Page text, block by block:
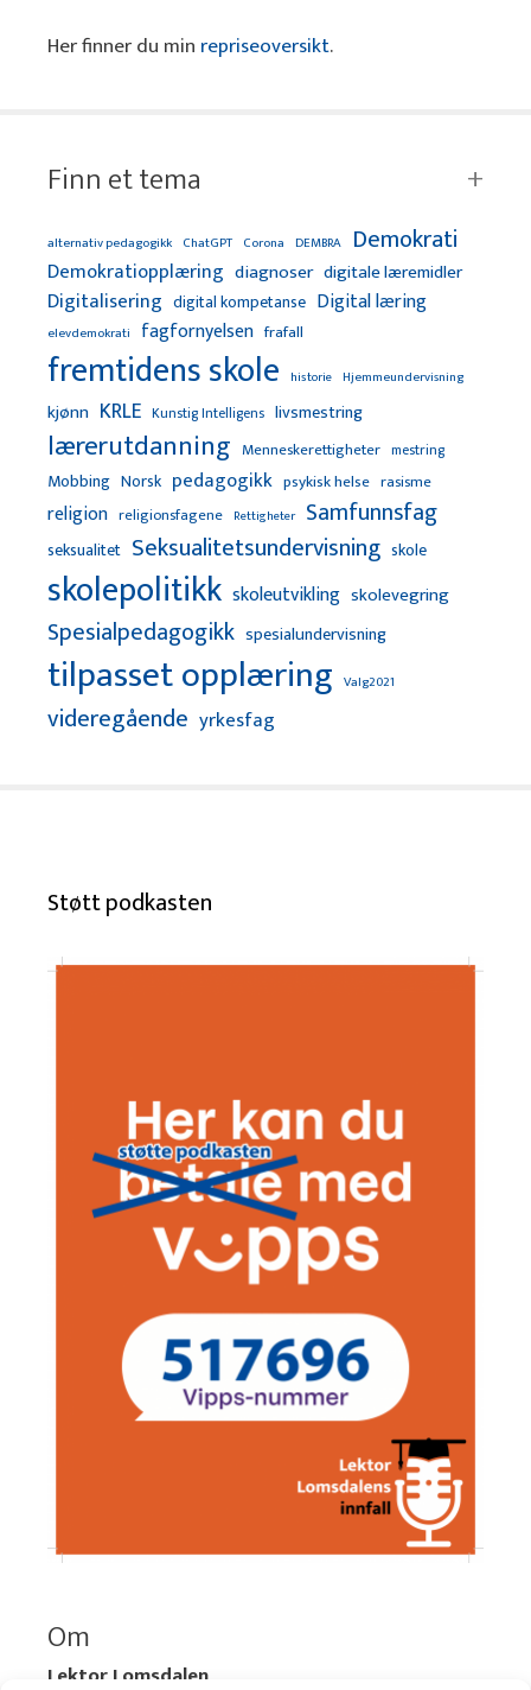
Her finner du min repriseoversikt.
Finn et tema
alternativ pedagogikk ChatGPT Corona DEMBRA Demokrati
Demokratiopplæring diagnoser digitale læremidler
Digitalisering digital kompetanse Digital læring
elevdemokrati fagfornyelsen frafall
fremtidens skole historie Hjemmeundervisning
kjønn KRLE Kunstig Intelligens livsmestring
lærerutdanning Menneskerettigheter mestring
Mobbing Norsk pedagogikk psykisk helse rasisme
religion religionsfagene Rettigheter Samfunnsfag
seksualitet Seksualitetsundervisning skole
skolepolitikk skoleutvikling skolevegring
Spesialpedagogikk spesialundervisning
tilpasset opplæring Valg2021
videregående yrkesfag
Støtt podkasten
Om
Lektor Lomsdalen